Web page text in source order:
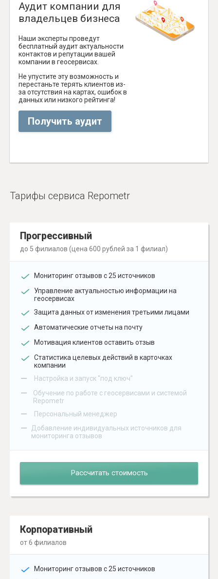
Аудит компании для
владельцев бизнеса
Наши эксперты проведут
бесплатный аудит актуальности
контактов и репутации вашей
компании в геосервисах.
Не упустите эту возможность и
перестаньте терять клиентов из-
за отсутствия на картах, ошибок в
данных или низкого рейтинга!
Получить аудит
Тарифы сервиса Repometr
Прогрессивный
до 5 филиалов (цена 600 рублей за 1 филиал)
Мониторинг отзывов с 25 источников
Управление актуальностью информации на
геосервисах
Защита данных от изменения третьими лицами
Автоматические отчеты на почту
Мотивация клиентов оставить отзыв
Статистика целевых действий в карточках
компании
– Настройка и запуск "под ключ"
–
Обучение по работе с геосервисами и системой
Repometr
– Персональный менеджер
–
Добавление индивидуальных источников для
мониторинга отзывов
Рассчитать стоимость
Корпоративный
от 6 филиалов
Мониторинг отзывов с 25 источников